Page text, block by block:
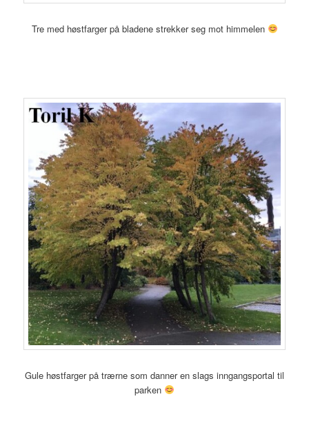
Tre med høstfarger på bladene strekker seg mot himmelen
Gule høstfarger på trærne som danner en slags inngangsportal til
parken